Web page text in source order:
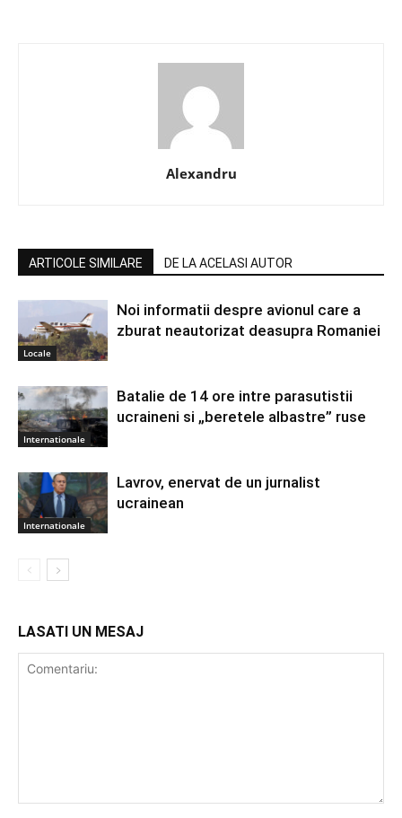
Alexandru
ARTICOLE SIMILARE DE LA ACELASI AUTOR
Locale
Noi informatii despre avionul care a
zburat neautorizat deasupra Romaniei
Internationale
Batalie de 14 ore intre parasutistii
ucraineni si „beretele albastre” ruse
Internationale
Lavrov, enervat de un jurnalist
ucrainean
LASATI UN MESAJ